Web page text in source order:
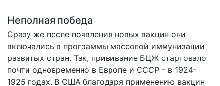
Неполная победа
Сразу же после появления новых вакцин они
включались в программы массовой иммунизации
развитых стран. Так, прививание БЦЖ стартовало
почти одновременно в Европе и СССР – в 1924-
1925 годах. В США благодаря применению вакцин